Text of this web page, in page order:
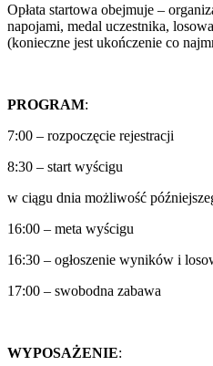
Opłata startowa obejmuje –
napojami, medal uczestnika,
(konieczne jest ukończenie co
PROGRAM:
7:00 – rozpoczęcie rejestracji
8:30 – start wyścigu
w ciągu dnia możliwość
16:00 – meta wyścigu
16:30 – ogłoszenie wyników i
17:00 – swobodna zabawa
WYPOSAŻENIE: